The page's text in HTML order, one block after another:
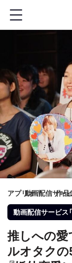
テ
ン
ツ
に
移
動
アプリオ動画配信サー
作品
動画配信サービス
推しへの愛
ルオタク